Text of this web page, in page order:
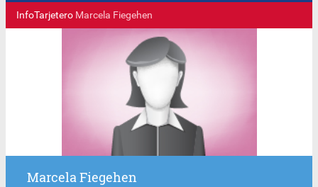
InfoTarjetero Marcela Fiegehen
Marcela Fiegehen